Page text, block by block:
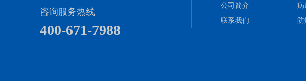
咨询服务热线
400-671-7988
公司简介
联系我们
病
防